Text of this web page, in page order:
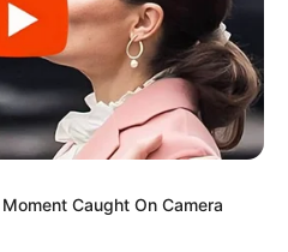
Caught On Camera